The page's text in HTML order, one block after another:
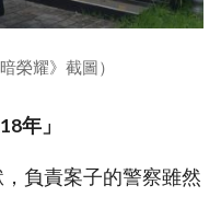
榮耀》截圖）
年」
負責案子的警察雖然